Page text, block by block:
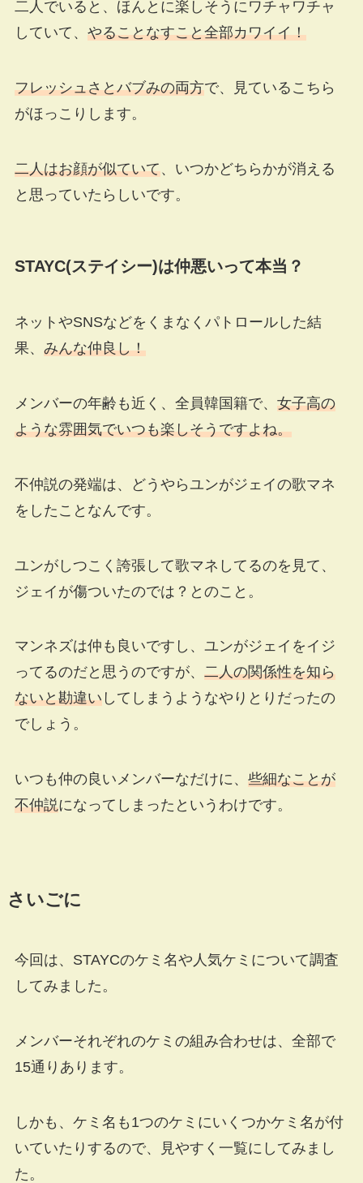
二人でいると、ほんとに楽しそうにワチャワチャ
していて、 やることなすこと全部カワイイ！
フレッシュさとバブみの両方で、見ているこちら
がほっこりします。
二人はお顔が似ていて、いつかどちらかが消える
と思っていたらしいです。
STAYC(ステイシー)は仲悪いって本当？
ネットやSNSなどをくまなくパトロールした結
果、 みんな仲良し！
メンバーの年齢も近く、全員韓国籍で、 女子高の
ような雰囲気でいつも楽しそうですよね。
不仲説の発端は、どうやらユンがジェイの歌マネ
をしたことなんです。
ユンがしつこく誇張して歌マネしてるのを見て、
ジェイが傷ついたのでは？とのこと。
マンネズは仲も良いですし、ユンがジェイをイジ
ってるのだと思うのですが、 二人の関係性を知ら
ないと勘違いしてしまうようなやりとりだったの
でしょう。
いつも仲の良いメンバーなだけに、 些細なことが
不仲説になってしまったというわけです。
さいごに
今回は、STAYCのケミ名や人気ケミについて調査
してみました。
メンバーそれぞれのケミの組み合わせは、全部で
15通りあります。
しかも、ケミ名も1つのケミにいくつかケミ名が付
いていたりするので、見やすく一覧にしてみまし
た。